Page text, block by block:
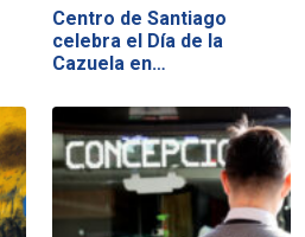
Centro de Santiago
celebra el Día de la
Cazuela en…